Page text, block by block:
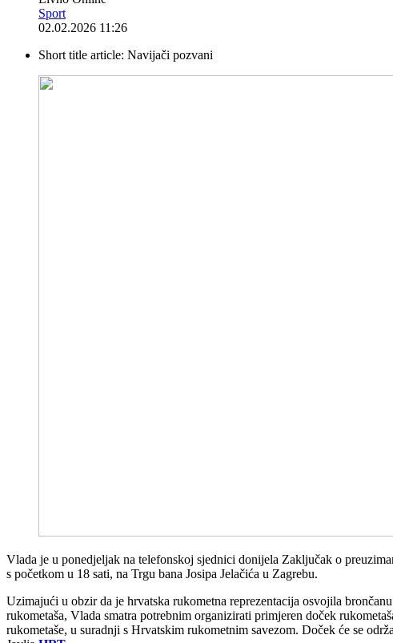
Sport
02.02.2026 11:26
Short title article: Navijači pozvani
Vlada je u ponedjeljak na telefonskoj sjednici donijela Zaključak o
s početkom u 18 sati, na Trgu bana Josipa Jelačića u Zagrebu.
Uzimajući u obzir da je hrvatska rukometna reprezentacija osvojila
rukometaša, Vlada smatra potrebnim organizirati primjeren doček
rukometaše, u suradnji s Hrvatskim rukometnim savezom. Doček će se